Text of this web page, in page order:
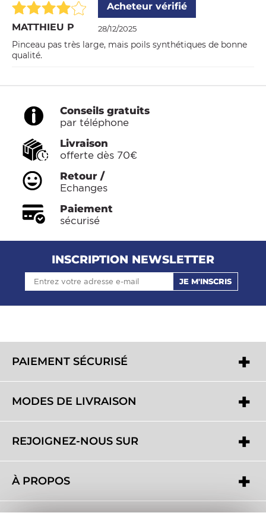
MATTHIEU P
Acheteur vérifié
28/12/2025
Pinceau pas très large, mais poils synthétiques de bonne
qualité.
Conseils gratuits
par téléphone
Livraison
offerte dès 70€
Retour /
Echanges
Paiement
sécurisé
INSCRIPTION NEWSLETTER
JE M'INSCRIS
PAIEMENT SÉCURISÉ
MODES DE LIVRAISON
REJOIGNEZ-NOUS SUR
À PROPOS